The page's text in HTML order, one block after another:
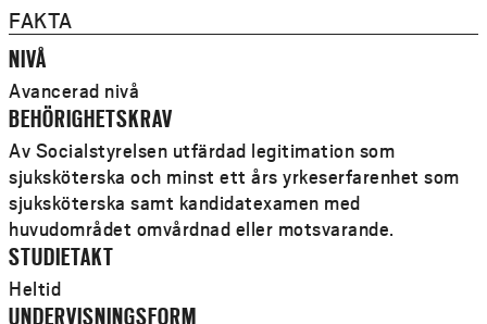
används. Aktuellt utbildningsspråk framgår av
respektive kursplan. När du tagit examen från
programmet är du förberedd och behörig för vidare
studier på forskarutbildningsnivå.
Läs mer om anmälan och antagning till
Specialistsjuksköterskeutbildning
Akademisk specialisttjänstgöring
Vårdförbundet har tagit fram modellen akademisk
specialisttjänstgöring för sjuksköterskor, AST, där
specialistutbildningen är en del av din anställning.Hör
FAKTA
NIVÅ
Avancerad nivå
BEHÖRIGHETSKRAV
Av Socialstyrelsen utfärdad legitimation som
sjuksköterska och minst ett års yrkeserfarenhet som
sjuksköterska samt kandidatexamen med
huvudområdet omvårdnad eller motsvarande.
STUDIETAKT
Heltid
UNDERVISNINGSFORM